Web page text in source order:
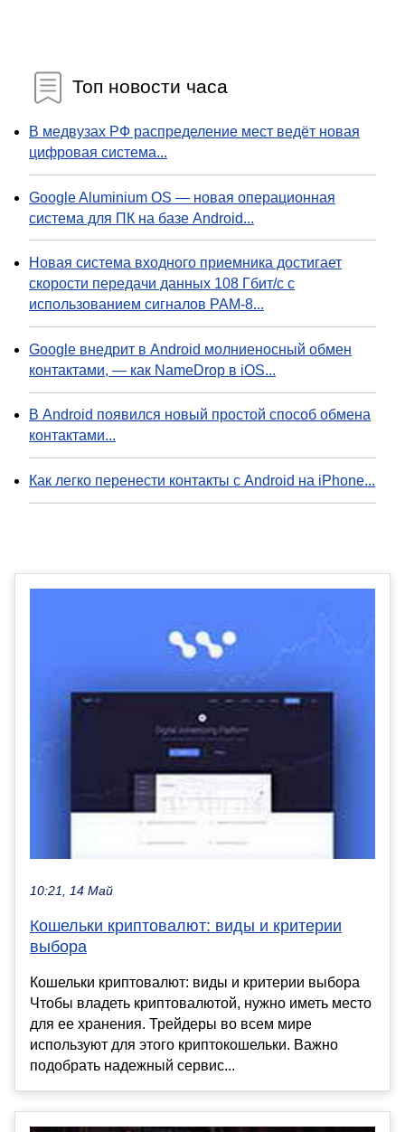
Топ новости часа
В медвузах РФ распределение мест ведёт новая
цифровая система...
Google Aluminium OS — новая операционная
система для ПК на базе Android...
Новая система входного приемника достигает
скорости передачи данных 108 Гбит/с с
использованием сигналов PAM-8...
Google внедрит в Android молниеносный обмен
контактами, — как NameDrop в iOS...
В Android появился новый простой способ обмена
контактами...
Как легко перенести контакты с Android на iPhone...
10:21, 14 Май
Кошельки криптовалют: виды и критерии
выбора
Кошельки криптовалют: виды и критерии выбора
Чтобы владеть криптовалютой, нужно иметь место
для ее хранения. Трейдеры во всем мире
используют для этого криптокошельки. Важно
подобрать надежный сервис...